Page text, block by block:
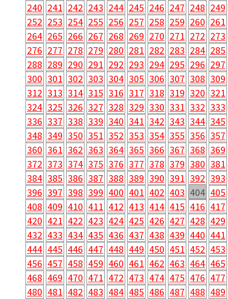
240 241 242 243 244 245 246 247 248 249
252 253 254 255 256 257 258 259 260 261
264 265 266 267 268 269 270 271 272 273
276 277 278 279 280 281 282 283 284 285
288 289 290 291 292 293 294 295 296 297
300 301 302 303 304 305 306 307 308 309
312 313 314 315 316 317 318 319 320 321
324 325 326 327 328 329 330 331 332 333
336 337 338 339 340 341 342 343 344 345
348 349 350 351 352 353 354 355 356 357
360 361 362 363 364 365 366 367 368 369
372 373 374 375 376 377 378 379 380 381
384 385 386 387 388 389 390 391 392 393
396 397 398 399 400 401 402 403 404 405
408 409 410 411 412 413 414 415 416 417
420 421 422 423 424 425 426 427 428 429
432 433 434 435 436 437 438 439 440 441
444 445 446 447 448 449 450 451 452 453
456 457 458 459 460 461 462 463 464 465
468 469 470 471 472 473 474 475 476 477
480 481 482 483 484 485 486 487 488 489